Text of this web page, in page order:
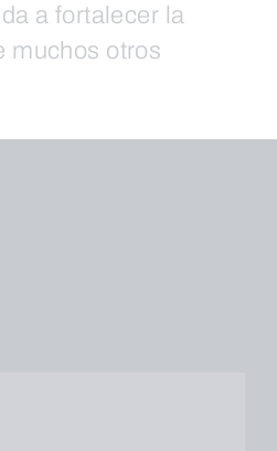
a fortalecer la
muchos otros